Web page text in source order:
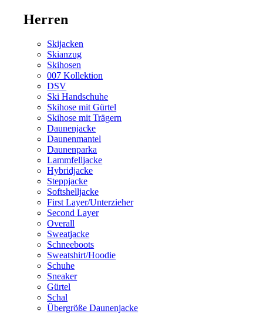
Herren
Skijacken
Skianzug
Skihosen
007 Kollektion
DSV
Ski Handschuhe
Skihose mit Gürtel
Skihose mit Trägern
Daunenjacke
Daunenmantel
Daunenparka
Lammfelljacke
Hybridjacke
Steppjacke
Softshelljacke
First Layer/Unterzieher
Second Layer
Overall
Sweatjacke
Schneeboots
Sweatshirt/Hoodie
Schuhe
Sneaker
Gürtel
Schal
Übergröße Daunenjacke